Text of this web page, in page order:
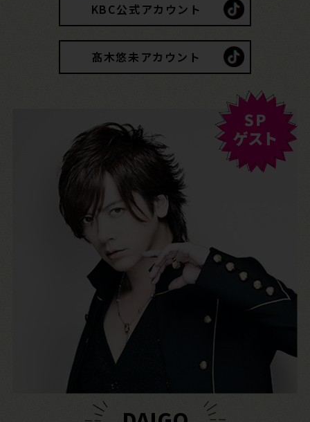
KBC公式アカウント
髙木悠未アカウント